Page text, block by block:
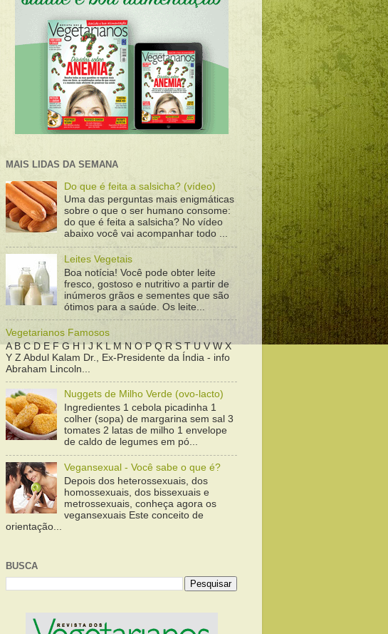
MAIS LIDAS DA SEMANA
Do que é feita a salsicha? (vídeo)
Uma das perguntas mais enigmáticas
sobre o que o ser humano consome:
do que é feita a salsicha? No vídeo
abaixo você vai acompanhar todo ...
Leites Vegetais
Boa notícia! Você pode obter leite
fresco, gostoso e nutritivo a partir de
inúmeros grãos e sementes que são
ótimos para a saúde. Os leite...
Vegetarianos Famosos
A B C D E F G H I J K L M N O P Q R S T U V W X
Y Z Abdul Kalam Dr., Ex-Presidente da Índia - info
Abraham Lincoln...
Nuggets de Milho Verde (ovo-lacto)
Ingredientes 1 cebola picadinha 1
colher (sopa) de margarina sem sal 3
tomates 2 latas de milho 1 envelope
de caldo de legumes em pó...
Vegansexual - Você sabe o que é?
Depois dos heterossexuais, dos
homossexuais, dos bissexuais e
metrossexuais, conheça agora os
vegansexuais Este conceito de
orientação...
BUSCA